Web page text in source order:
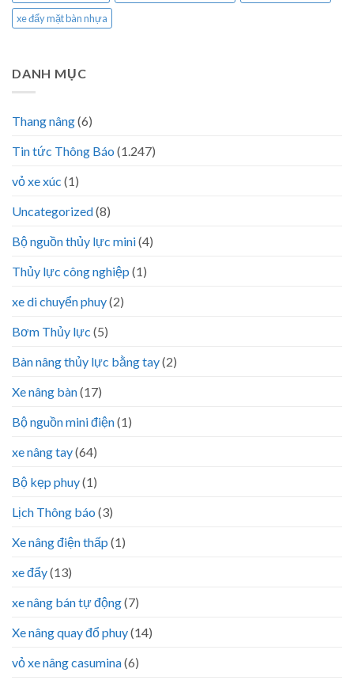
xe đẩy mặt bàn nhựa
DANH MỤC
Thang nâng(6)
Tin tức Thông Báo (1.247)
vỏ xe xúc (1)
Uncategorized(8)
Bộ nguồn thủy lực mini(4)
Thủy lực công nghiệp (1)
xe di chuyển phuy(2)
Bơm Thủy lực (5)
Bàn nâng thủy lực bằng tay(2)
Xe nâng bàn(17)
Bộ nguồn mini điện(1)
xe nâng tay(64)
Bộ kẹp phuy(1)
Lịch Thông báo (3)
Xe nâng điện thấp (1)
xe đẩy(13)
xe nâng bán tự động(7)
Xe nâng quay đổ phuy(14)
vỏ xe nâng casumina(6)